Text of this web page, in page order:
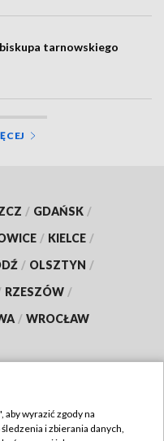
tarnowskiego
/ GDAŃSK /
/ KIELCE /
/ OLSZTYN /
RZESZÓW /
/ WROCŁAW
wyrazić zgody na
i zbierania danych,